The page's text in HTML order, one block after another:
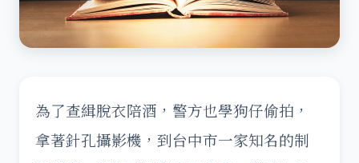
為了查緝脫衣陪酒，警方也學狗仔偷拍，
拿著針孔攝影機，到台中市一家知名的制